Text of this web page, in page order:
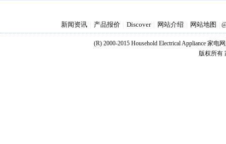
新闻资讯 产品报价 Discover 网站介绍 网站地图
(R) 2000-2015 Household Electrical Appliance 家电
版权所有